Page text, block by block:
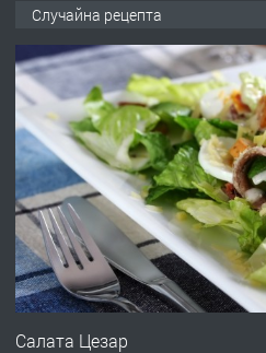
ПРЕДЛАГА Работа за
ПРЕДЛАГА
Първи
Случайна рецепта
Салата Цезар